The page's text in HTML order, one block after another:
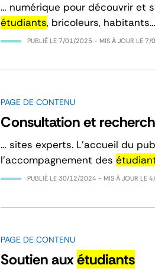
… numérique pour découvrir et
étudiants, bricoleurs,
PUBLIÉ LE 7/01/2025 - MIS À JOUR LE 7/
PAGE DE CONTENU
Consultation et
… sites experts. L’accueil du
l’accompagnement des
PUBLIÉ LE 30/12/2024 - MIS À JOUR LE
PAGE DE CONTENU
Soutien auxétudiants